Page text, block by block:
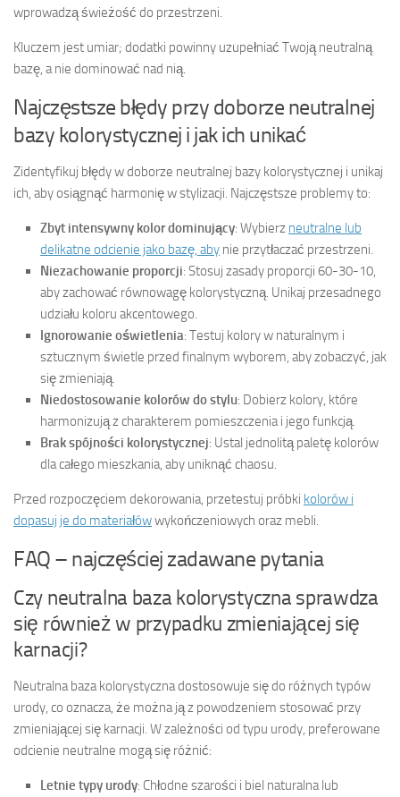
wprowadzą świeżość do przestrzeni.
Kluczem jest umiar; dodatki powinny uzupełniać Twoją neutralną
bazę, a nie dominować nad nią.
Najczęstsze błędy przy doborze neutralnej
bazy kolorystycznej i jak ich unikać
Zidentyfikuj błędy w doborze neutralnej bazy kolorystycznej i unikaj
ich, aby osiągnąć harmonię w stylizacji. Najczęstsze problemy to:
Zbyt intensywny kolor dominujący: Wybierz neutralne lub
delikatne odcienie jako bazę, aby nie przytłaczać przestrzeni.
Niezachowanie proporcji: Stosuj zasady proporcji 60-30-10,
aby zachować równowagę kolorystyczną. Unikaj przesadnego
udziału koloru akcentowego.
Ignorowanie oświetlenia: Testuj kolory w naturalnym i
sztucznym świetle przed finalnym wyborem, aby zobaczyć, jak
się zmieniają.
Niedostosowanie kolorów do stylu: Dobierz kolory, które
harmonizują z charakterem pomieszczenia i jego funkcją.
Brak spójności kolorystycznej: Ustal jednolitą paletę kolorów
dla całego mieszkania, aby uniknąć chaosu.
Przed rozpoczęciem dekorowania, przetestuj próbki kolorów i
dopasuj je do materiałówwykończeniowych oraz mebli.
FAQ – najczęściej zadawane pytania
Czy neutralna baza kolorystyczna sprawdza
się również w przypadku zmieniającej się
karnacji?
Neutralna baza kolorystyczna dostosowuje się do różnych typów
urody, co oznacza, że można ją z powodzeniem stosować przy
zmieniającej się karnacji. W zależności od typu urody, preferowane
odcienie neutralne mogą się różnić:
Letnie typy urody: Chłodne szarości i biel naturalna lub